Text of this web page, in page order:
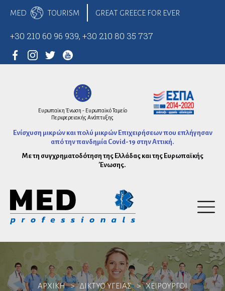
MED TOURISM GREAT GREECE FOR EVER
+30 210 60 96 939, +30 210 80 35 737
Ευρωπαϊκη Ένωση - Ευρωπαϊκό Ταμείο
Περιφερειακής Ανάπτυξης
Ενίσχυση μικρών και πολύ μικρών Επιχειρήσεων που επλήγησαν
από την πανδημία Covid-19 στην Αττική.
Με τη συγχρηματοδότηση της Ελλάδας και της Ευρωπαϊκής
Ένωσης.
Αρχική
Δίκτυο Υγείας
Αγγειοχειρουργοί
Αιματολόγοι
Ακτινοδιαγνώστες
ΑΡΧΙΚΗ > ΔΙΚΤΥΟ ΥΓΕΙΑΣ > ΧΕΙΡΟΥΡΓΟΊ